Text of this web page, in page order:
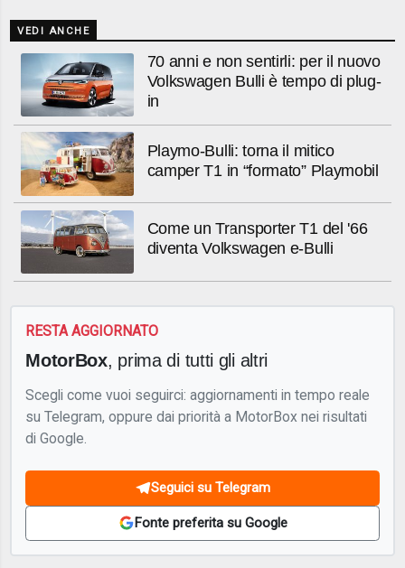
VEDI ANCHE
70 anni e non sentirli: per il nuovo
Volkswagen Bulli è tempo di plug-
in
Playmo-Bulli: torna il mitico
camper T1 in “formato” Playmobil
Come un Transporter T1 del '66
diventa Volkswagen e-Bulli
RESTA AGGIORNATO
MotorBox, prima di tutti gli altri
Scegli come vuoi seguirci: aggiornamenti in tempo reale
su Telegram, oppure dai priorità a MotorBox nei risultati
di Google.
Seguici su Telegram
Fonte preferita su Google